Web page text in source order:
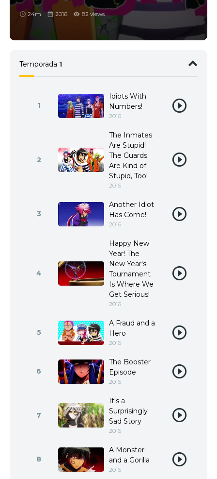
24m 2016 82 views
Temporada 1
1
Idiots With
Numbers!
2016
2
The Inmates
Are Stupid!
The Guards
Are Kind of
Stupid, Too!
2016
3
Another Idiot
Has Come!
2016
4
Happy New
Year! The
New Year's
Tournament
Is Where We
Get Serious!
2016
5
A Fraud and a
Hero
2016
6
The Booster
Episode
2016
7
It's a
Surprisingly
Sad Story
2016
8
A Monster
and a Gorilla
2016